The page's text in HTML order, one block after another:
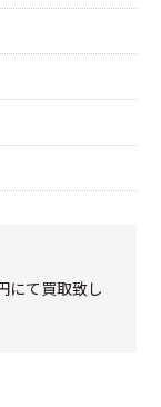
にて買取致し